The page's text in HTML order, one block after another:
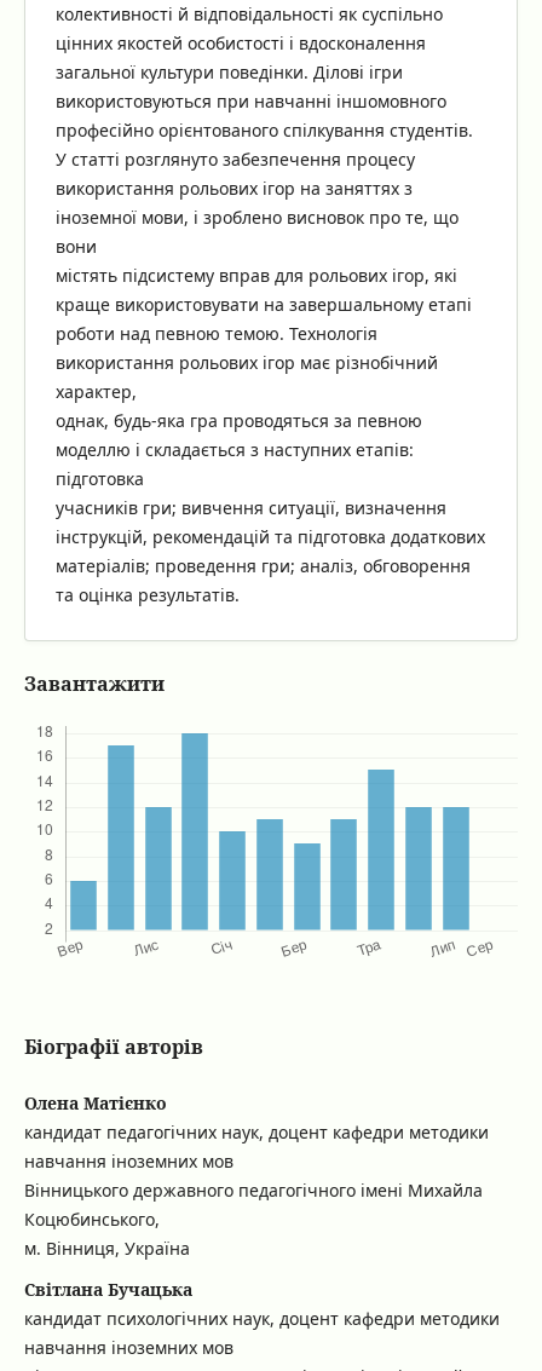
колективності й відповідальності як суспільно
цінних якостей особистості і вдосконалення
загальної культури поведінки. Ділові ігри
використовуються при навчанні іншомовного
професійно орієнтованого спілкування студентів.
У статті розглянуто забезпечення процесу
використання рольових ігор на заняттях з
іноземної мови, і зроблено висновок про те, що
вони
містять підсистему вправ для рольових ігор, які
краще використовувати на завершальному етапі
роботи над певною темою. Технологія
використання рольових ігор має різнобічний
характер,
однак, будь-яка гра проводяться за певною
моделлю і складається з наступних етапів:
підготовка
учасників гри; вивчення ситуації, визначення
інструкцій, рекомендацій та підготовка додаткових
матеріалів; проведення гри; аналіз, обговорення
та оцінка результатів.
Завантажити
Біографії авторів
Олена Матієнко
кандидат педагогічних наук, доцент кафедри методики
навчання іноземних мов
Вінницького державного педагогічного імені Михайла
Коцюбинського,
м. Вінниця, Україна
Світлана Бучацька
кандидат психологічних наук, доцент кафедри методики
навчання іноземних мов